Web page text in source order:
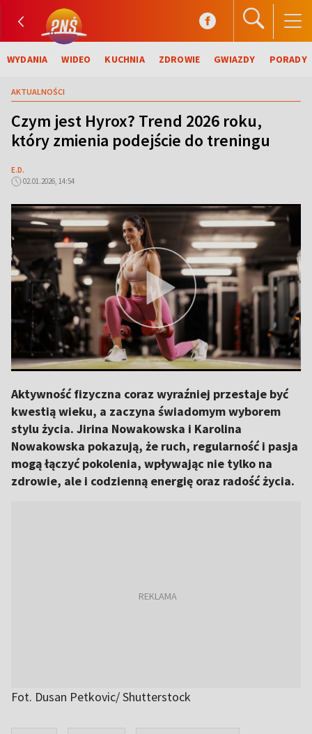
WYDANIA WIDEO KUCHNIA ZDROWIE GWIAZDY PORADY
AKTUALNOŚCI
Czym jest Hyrox? Trend 2026 roku,
który zmienia podejście do treningu
E.D.
02.01.2026, 14:54
Aktywność fizyczna coraz wyraźniej przestaje być
kwestią wieku, a zaczyna świadomym wyborem
stylu życia. Jirina Nowakowska i Karolina
Nowakowska pokazują, że ruch, regularność i pasja
mogą łączyć pokolenia, wpływając nie tylko na
zdrowie, ale i codzienną energię oraz radość życia.
Fot. Dusan Petkovic/ Shutterstock